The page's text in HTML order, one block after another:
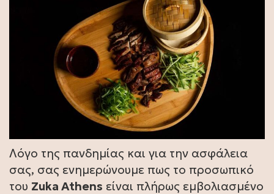
Λόγο της πανδημίας και για την ασφάλεια
σας, σας ενημερώνουμε πως το προσωπικό
του Zuka Athens είναι πλήρως εμβολιασμένο